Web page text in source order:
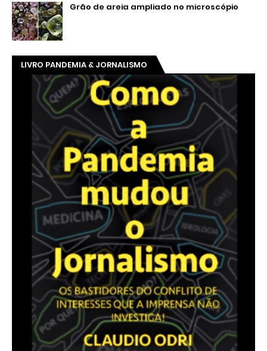
Grão de areia ampliado no microscópio
LIVRO PANDEMIA & JORNALISMO